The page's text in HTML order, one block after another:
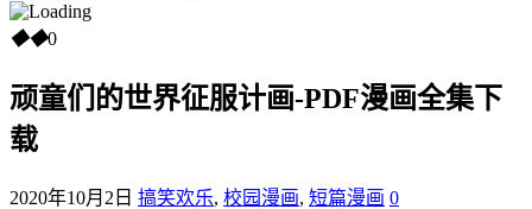
◆◆0
顽童们的世界征服计画-PDF漫画全集下
载
2020年10月2日 搞笑欢乐, 校园漫画, 短篇漫画 0